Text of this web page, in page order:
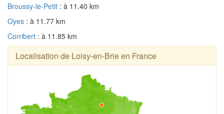
Broussy-le-Petit : à 11.40 km
Oyes : à 11.77 km
Corribert : à 11.85 km
Localisation de Loisy-en-Brie en France